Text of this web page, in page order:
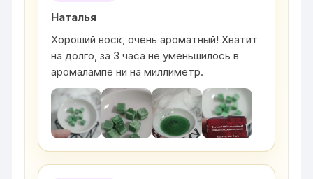
Наталья
Хороший воск, очень ароматный! Хватит
на долго, за 3 часа не уменьшилось в
аромалампе ни на миллиметр.